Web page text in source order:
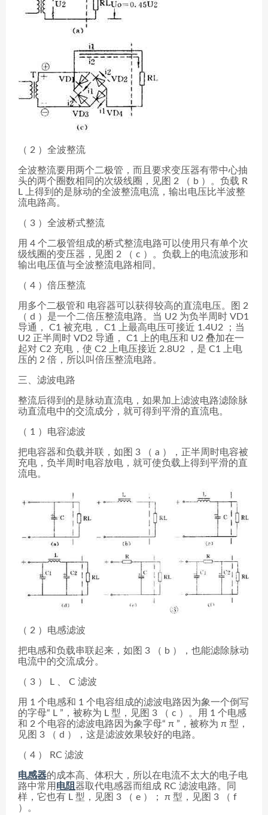
（ 2 ）全波整流
全波整流要用两个二极管，而且要求变压器有带中心抽
头的两个圈数相同的次级线圈，见图 2 （ b ）。负载 R
L 上得到的是脉动的全波整流电流，输出电压比半波整
流电路高。
（ 3 ）全波桥式整流
用 4 个二极管组成的桥式整流电路可以使用只有单个次
级线圈的变压器，见图 2 （ c ）。负载上的电流波形和
输出电压值与全波整流电路相同。
（ 4 ）倍压整流
用多个二极管和 电容器可以获得较高的直流电压。图 2
（ d ）是一个二倍压整流电路。当 U2 为负半周时 VD1
导通， C1 被充电， C1 上最高电压可接近 1.4U2 ；当
U2 正半周时 VD2 导通， C1 上的电压和 U2 叠加在一
起对 C2 充电，使 C2 上电压接近 2.8U2 ，是 C1 上电
压的 2 倍，所以叫倍压整流电路。
三、滤波电路
整流后得到的是脉动直流电，如果加上滤波电路滤除脉
动直流电中的交流成分，就可得到平滑的直流电。
（ 1 ）电容滤波
把电容器和负载并联，如图 3 （ a ），正半周时电容被
充电，负半周时电容放电，就可使负载上得到平滑的直
流电。
（ 2 ）电感滤波
把电感和负载串联起来，如图 3 （ b ），也能滤除脉动
电流中的交流成分。
（ 3 ） L 、 C 滤波
用 1 个电感和 1 个电容组成的滤波电路因为象一个倒写
的字母“ L ”，被称为 L 型，见图 3 （ c ）。用 1 个电感
和 2 个电容的滤波电路因为象字母“ π ”，被称为 π 型，
见图 3 （ d ），这是滤波效果较好的电路。
（ 4 ） RC 滤波
电感器的成本高、体积大，所以在电流不太大的电子电
路中常用 电阻器取代电感器而组成 RC 滤波电路。同
样，它也有 L 型，见图 3 （ e ）； π 型，见图 3 （ f
）。